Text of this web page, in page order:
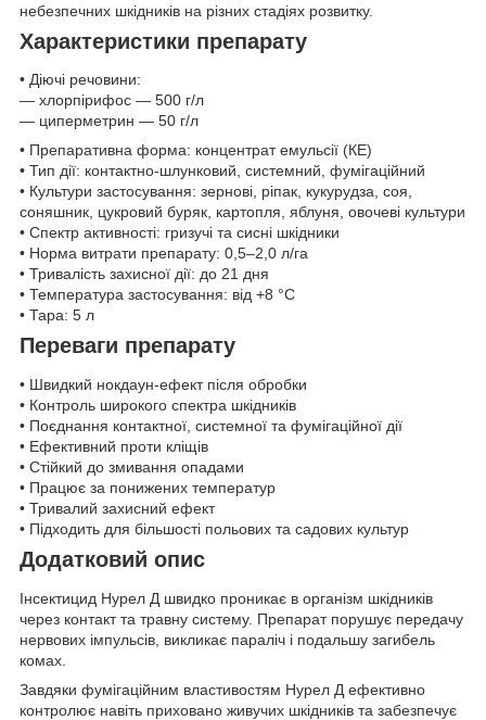
небезпечних шкідників на різних стадіях розвитку.
Характеристики препарату
• Діючі речовини:
— хлорпірифос — 500 г/л
— циперметрин — 50 г/л
• Препаративна форма: концентрат емульсії (КЕ)
• Тип дії: контактно-шлунковий, системний, фумігаційний
• Культури застосування: зернові, ріпак, кукурудза, соя,
соняшник, цукровий буряк, картопля, яблуня, овочеві культури
• Спектр активності: гризучі та сисні шкідники
• Норма витрати препарату: 0,5–2,0 л/га
• Тривалість захисної дії: до 21 дня
• Температура застосування: від +8 °C
• Тара: 5 л
Переваги препарату
• Швидкий нокдаун-ефект після обробки
• Контроль широкого спектра шкідників
• Поєднання контактної, системної та фумігаційної дії
• Ефективний проти кліщів
• Стійкий до змивання опадами
• Працює за понижених температур
• Тривалий захисний ефект
• Підходить для більшості польових та садових культур
Додатковий опис
Інсектицид Нурел Д швидко проникає в організм шкідників
через контакт та травну систему. Препарат порушує передачу
нервових імпульсів, викликає параліч і подальшу загибель
комах.
Завдяки фумігаційним властивостям Нурел Д ефективно
контролює навіть приховано живучих шкідників та забезпечує